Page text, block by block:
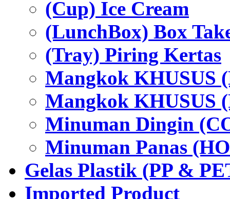
(Cup) Ice Cream
(LunchBox) Box
(Tray) Piring Kertas
Mangkok KHUSUS
Mangkok KHUSUS
Minuman Dingin
Minuman Panas
Gelas Plastik (PP &
Imported Product